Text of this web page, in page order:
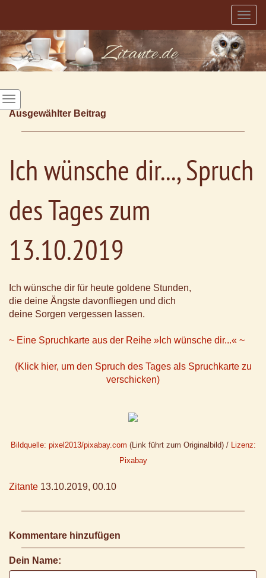
Ausgewählter Beitrag
Ich wünsche dir..., Spruch
des Tages zum
13.10.2019
Ich wünsche dir für heute goldene Stunden,
die deine Ängste davonfliegen und dich
deine Sorgen vergessen lassen.
~ Eine Spruchkarte aus der Reihe »Ich wünsche dir...« ~
(Klick hier, um den Spruch des Tages als Spruchkarte zu
verschicken)
Bildquelle: pixel2013/pixabay.com (Link führt zum Originalbild) / Lizenz:
Pixabay
Zitante 13.10.2019, 00.10
Kommentare hinzufügen
Dein Name: